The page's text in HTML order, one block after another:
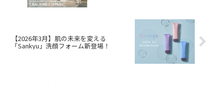
【2026年3月】肌の未来を変える
「Sankyu」洗顔フォーム新登場！